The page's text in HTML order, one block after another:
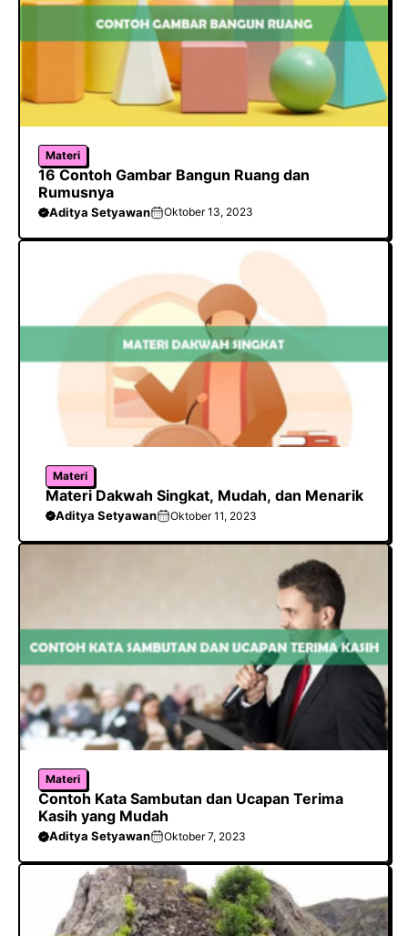
Materi
16 Contoh Gambar Bangun Ruang dan
Rumusnya
Aditya Setyawan Oktober 13, 2023
Materi
Materi Dakwah Singkat, Mudah, dan Menarik
Aditya Setyawan Oktober 11, 2023
Materi
Contoh Kata Sambutan dan Ucapan Terima
Kasih yang Mudah
Aditya Setyawan Oktober 7, 2023